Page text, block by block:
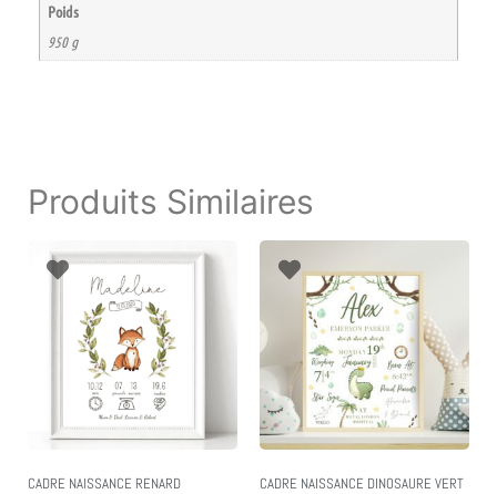
Poids
950 g
Produits Similaires
CADRE NAISSANCE RENARD CADRE NAISSANCE DINOSAURE VERT